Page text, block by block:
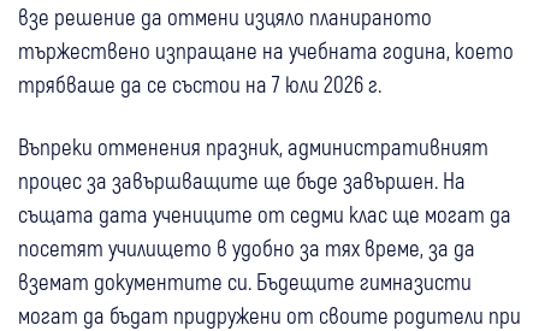
взе решение да отмени изцяло планираното
тържествено изпращане на учебната година, което
трябваше да се състои на 7 юли 2026 г.
Въпреки отменения празник, административният
процес за завършващите ще бъде завършен. На
същата дата учениците от седми клас ще могат да
посетят училището в удобно за тях време, за да
вземат документите си. Бъдещите гимназисти
могат да бъдат придружени от своите родители при